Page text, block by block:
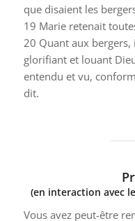
que disaient les
19 Marie retenait
20 Quant aux bergers,
glorifiant et louant
entendu et vu,
dit.
(en interaction avec
Vous avez peut-être